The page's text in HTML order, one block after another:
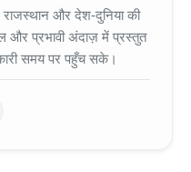
और देश-दुनिया की
प्रभावी अंदाज़ में प्रस्तुत
समय पर पहुँच सके।